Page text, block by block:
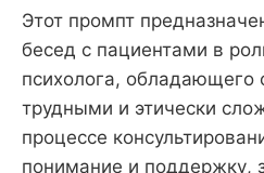
Этот промпт
бесед с пациентами в
психолога, обладающего
трудными и этически
процессе
понимание и поддержку,